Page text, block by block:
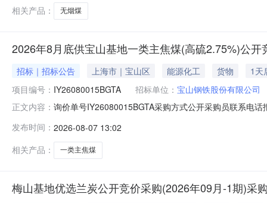
相关产品：
无烟煤
2026年8月底供宝山基地一类主焦煤(高硫2.75%)公
招标｜招标公告 上海市｜宝山区 能源化工 货物
1天
项目编号： IY26080015BGTA 招标单位： 宝山钢铁股份有限公司
正文内容： 询价单号IY26080015BGTA采购方式公开采购员联系电
二、保证金额度：2000000.0元三、商务条款：定价说
发布时间： 2026-08-07 13:02
相关产品：
一类主焦煤
梅山基地优选兰炭公开竞价采购(2026年09月-1期)采